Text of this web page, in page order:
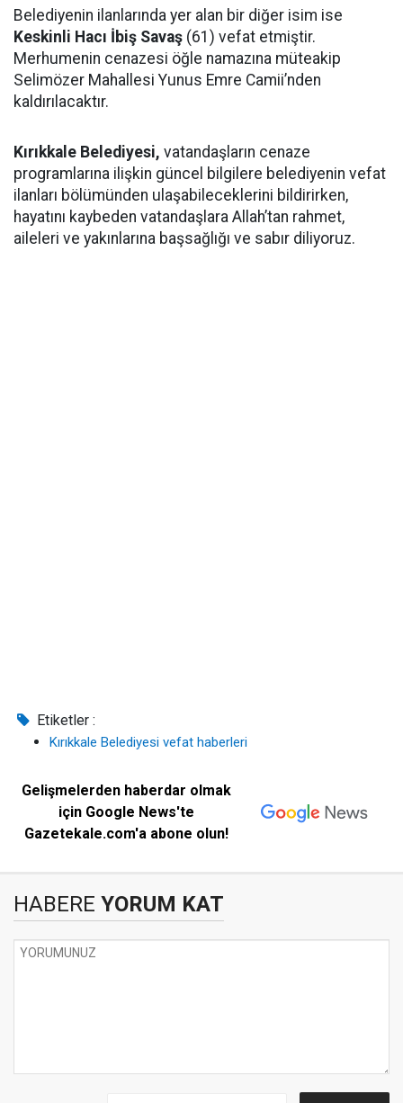
Belediyenin ilanlarında yer alan bir diğer isim ise
Keskinli Hacı İbiş Savaş (61) vefat etmiştir.
Merhumenin cenazesi öğle namazına müteakip
Selimözer Mahallesi Yunus Emre Camii’nden
kaldırılacaktır.
Kırıkkale Belediyesi, vatandaşların cenaze
programlarına ilişkin güncel bilgilere belediyenin vefat
ilanları bölümünden ulaşabileceklerini bildirirken,
hayatını kaybeden vatandaşlara Allah’tan rahmet,
aileleri ve yakınlarına başsağlığı ve sabır diliyoruz.
Etiketler :
Kırıkkale Belediyesi vefat haberleri
Gelişmelerden haberdar olmak
için Google News'te
Gazetekale.com'a abone olun!
HABERE YORUM KAT